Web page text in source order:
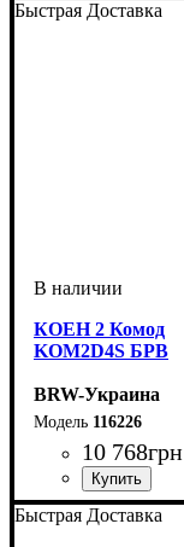
Быстрая Доставка
КОЕН 2 Комод
KOM2D4S БРВ
BRW-Украина
116226
10 768грн
ширина, мм: 1500
высота, мм: 935
глубина, мм: 400
Быстрая Доставка